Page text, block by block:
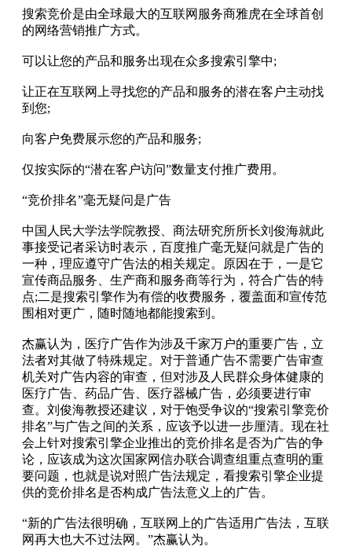
搜索竞价是由全球最大的互联网服务商雅虎在全球首创
的网络营销推广方式。
可以让您的产品和服务出现在众多搜索引擎中;
让正在互联网上寻找您的产品和服务的潜在客户主动找
到您;
向客户免费展示您的产品和服务;
仅按实际的“潜在客户访问”数量支付推广费用。
“竞价排名”毫无疑问是广告
中国人民大学法学院教授、商法研究所所长刘俊海就此
事接受记者采访时表示，百度推广毫无疑问就是广告的
一种，理应遵守广告法的相关规定。原因在于，一是它
宣传商品服务、生产商和服务商等行为，符合广告的特
点;二是搜索引擎作为有偿的收费服务，覆盖面和宣传范
围相对更广，随时随地都能搜索到。
杰赢认为，医疗广告作为涉及千家万户的重要广告，立
法者对其做了特殊规定。对于普通广告不需要广告审查
机关对广告内容的审查，但对涉及人民群众身体健康的
医疗广告、药品广告、医疗器械广告，必须要进行审
查。刘俊海教授还建议，对于饱受争议的“搜索引擎竞价
排名”与广告之间的关系，应该予以进一步厘清。现在社
会上针对搜索引擎企业推出的竞价排名是否为广告的争
论，应该成为这次国家网信办联合调查组重点查明的重
要问题，也就是说对照广告法规定，看搜索引擎企业提
供的竞价排名是否构成广告法意义上的广告。
“新的广告法很明确，互联网上的广告适用广告法，互联
网再大也大不过法网。”杰赢认为。